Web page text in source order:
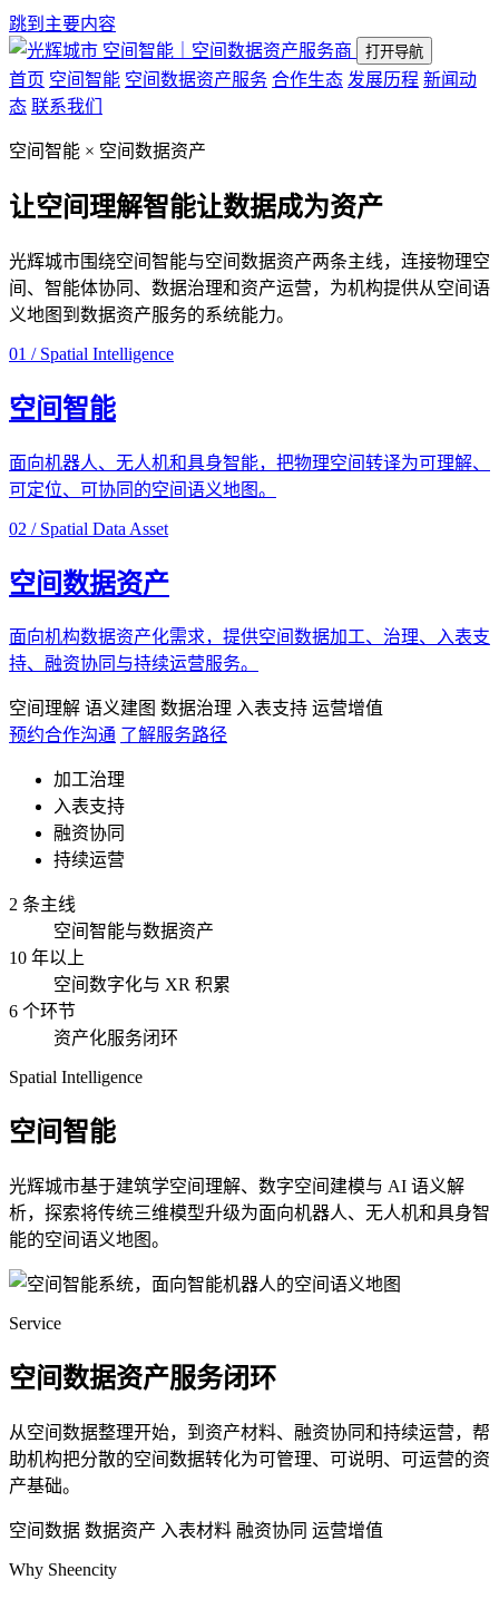
跳到主要内容
空间智能｜空间数据资产服务商
打开导航
首页 空间智能 空间数据资产服务 合作生态 发展历程 新闻动
态 联系我们
空间智能 × 空间数据资产
让空间理解智能让数据成为资产
光辉城市围绕空间智能与空间数据资产两条主线，连接物理空
间、智能体协同、数据治理和资产运营，为机构提供从空间语
义地图到数据资产服务的系统能力。
01 / Spatial Intelligence
空间智能
面向机器人、无人机和具身智能，把物理空间转译为可理解、
可定位、可协同的空间语义地图。
02 / Spatial Data Asset
空间数据资产
面向机构数据资产化需求，提供空间数据加工、治理、入表支
持、融资协同与持续运营服务。
空间理解 语义建图 数据治理 入表支持 运营增值
预约合作沟通 了解服务路径
加工治理
入表支持
融资协同
持续运营
2 条主线
空间智能与数据资产
10 年以上
空间数字化与 XR 积累
6 个环节
资产化服务闭环
Spatial Intelligence
空间智能
光辉城市基于建筑学空间理解、数字空间建模与 AI 语义解
析，探索将传统三维模型升级为面向机器人、无人机和具身智
能的空间语义地图。
Service
空间数据资产服务闭环
从空间数据整理开始，到资产材料、融资协同和持续运营，帮
助机构把分散的空间数据转化为可管理、可说明、可运营的资
产基础。
空间数据 数据资产 入表材料 融资协同 运营增值
Why Sheencity